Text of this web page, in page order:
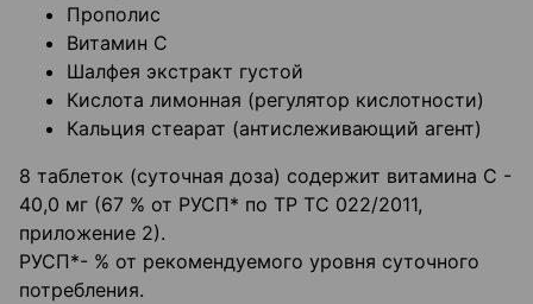
Прополис
Витамин С
Шалфея экстракт густой
Кислота лимонная (регулятор кислотности)
Кальция стеарат (антислеживающий агент)
8 таблеток (суточная доза) содержит витамина С -
40,0 мг (67 % от РУСП* по ТР ТС 022/2011,
приложение 2).
РУСП*- % от рекомендуемого уровня суточного
потребления.